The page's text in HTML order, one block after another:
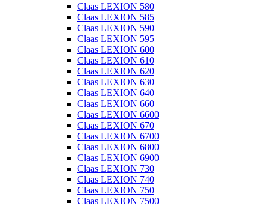
Claas LEXION 580
Claas LEXION 585
Claas LEXION 590
Claas LEXION 595
Claas LEXION 600
Claas LEXION 610
Claas LEXION 620
Claas LEXION 630
Claas LEXION 640
Claas LEXION 660
Claas LEXION 6600
Claas LEXION 670
Claas LEXION 6700
Claas LEXION 6800
Claas LEXION 6900
Claas LEXION 730
Claas LEXION 740
Claas LEXION 750
Claas LEXION 7500